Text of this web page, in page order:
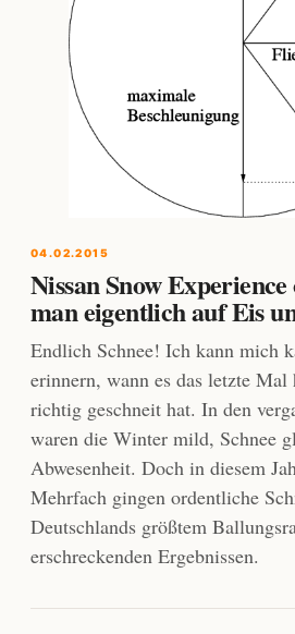
04.02.2015
Nissan Snow
man eigentlich auf Eis
Endlich Schnee! Ich kann mich
erinnern, wann es das letzte
richtig geschneit hat. In den
waren die Winter mild, Schnee
Abwesenheit. Doch in diesem
Mehrfach gingen ordentliche
Deutschlands größtem
erschreckenden Ergebnissen.